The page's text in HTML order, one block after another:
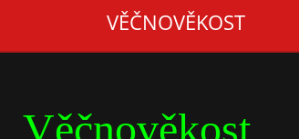
VĚČNOVĚKOST
Věčnověkost